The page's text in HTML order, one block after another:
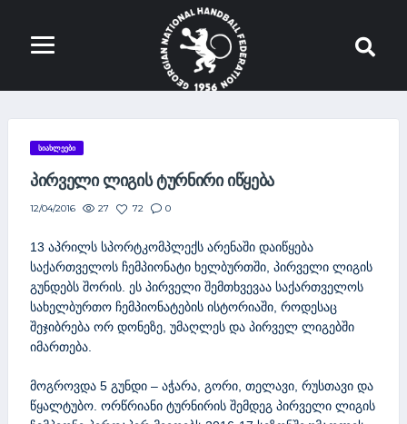
ᲡᲘᲐᲮᲚᲔᲔᲑᲘ
ᲞᲘᲠᲕᲔᲚᲘ ᲚᲘᲒᲘᲡ ᲢᲣᲠᲜᲘᲠᲘ ᲘᲬᲧᲔᲑᲐ
12/04/2016 27 72 0
13 აპრილს სპორტკომპლექს არენაში დაიწყება
საქართველოს ჩემპიონატი ხელბურთში, პირველი ლიგის
გუნდებს შორის. ეს პირველი შემთხვევაა საქართველოს
სახელბურთო ჩემპიონატების ისტორიაში, როდესაც
შეჯიბრება ორ დონეზე, უმაღლეს და პირველ ლიგებში
იმართება.
მოგროვდა 5 გუნდი – აჭარა, გორი, თელავი, რუსთავი და
წყალტუბო. ორწრიანი ტურნირის შემდეგ პირველი ლიგის